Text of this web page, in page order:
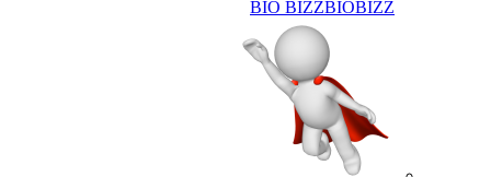
BIO BIZZBIOBIZZ